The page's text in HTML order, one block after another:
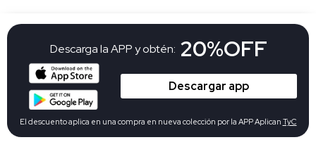
Descarga la APP y obtén: 20%OFF
Descargar app
El descuento aplica en una compra en nueva colección por la APP Aplican TyC